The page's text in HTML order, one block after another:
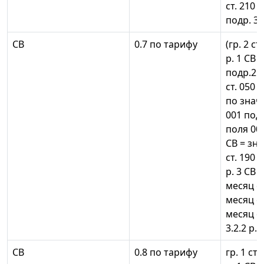
ст. 210
подр.
СВ
0.7 по тарифу
(гр. 2
р. 1 СВ
подр.2
ст. 050
по
001
поля
СВ =
ст. 190
р. 3 СВ
месяц
месяц
месяц
3.2.2 р.
СВ
0.8 по тарифу
гр. 1